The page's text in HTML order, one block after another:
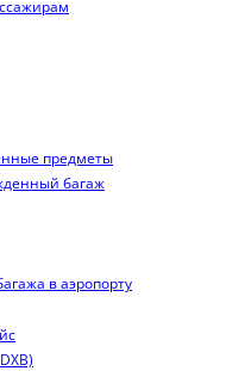
предметы
багаж
в аэропорту